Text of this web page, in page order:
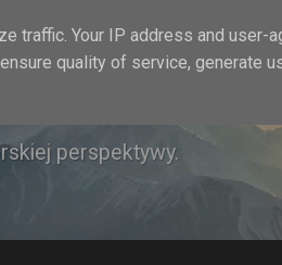
perspektywy.
traffic. Your IP address and user-
quality of service, generate